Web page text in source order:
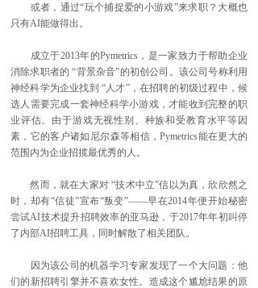
或者，通过“玩个捕捉爱的小游戏”来求职？大概也
只有AI能做得出。
成立于2013年的Pymetrics，是一家致力于帮助企业
消除求职者的 “背景杂音”的初创公司。该公司号称利用
神经科学为企业找到 “人才”，在招聘的初级过程中，候
选人需要完成一套神经科学小游戏，才能收到完整的职
业评估。由于游戏无视性别、种族和受教育水平等因
素，它的客户诸如尼尔森等相信，Pymetrics能在更大的
范围内为企业招揽最优秀的人。
然而，就在大家对 “技术中立”信以为真，欣欣然之
时，却有“信徒”宣布“叛变”——早在2014年便开始秘密
尝试AI技术提升招聘效率的亚马逊，于2017年年初叫停
了内部AI招聘工具，同时解散了相关团队。
因为该公司的机器学习专家发现了一个大问题：他
们的新招聘引擎并不喜欢女性。造成这个尴尬结果的原